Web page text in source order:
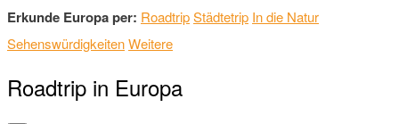
Erkunde Europa per: RoadtripStädtetrip In die Natur
SehenswürdigkeitenWeitere
Roadtrip in Europa